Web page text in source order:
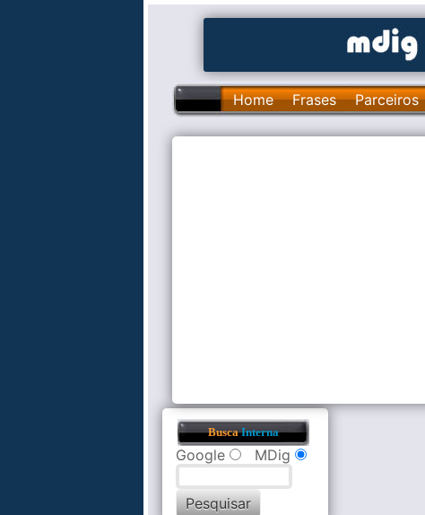
Home Frases Parceiros
BuscaInterna
Google MDig